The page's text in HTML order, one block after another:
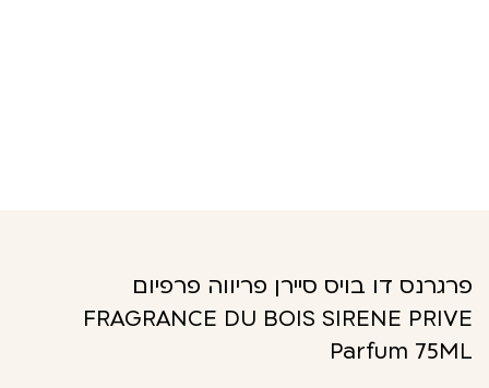
פרגרנס דו בויס סיירן פריווה פרפיום
FRAGRANCE DU BOIS SIRENE PRIVE
Parfum 75ML